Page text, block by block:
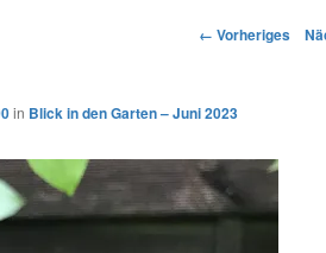
Bilder-
← Vorheriges
in Blick in den Garten – Juni 2023